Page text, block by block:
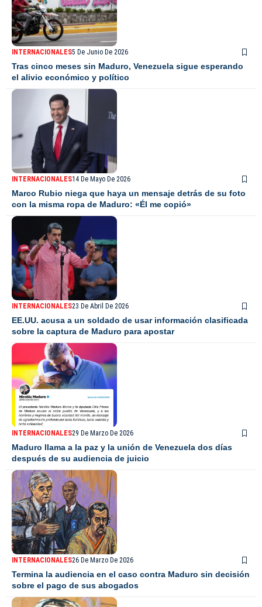
INTERNACIONALES5 De Junio De 2026
Tras cinco meses sin Maduro, Venezuela sigue esperando
el alivio económico y político
INTERNACIONALES14 De Mayo De 2026
Marco Rubio niega que haya un mensaje detrás de su foto
con la misma ropa de Maduro: «Él me copió»
INTERNACIONALES23 De Abril De 2026
EE.UU. acusa a un soldado de usar información clasificada
sobre la captura de Maduro para apostar
INTERNACIONALES29 De Marzo De 2026
Maduro llama a la paz y la unión de Venezuela dos días
después de su audiencia de juicio
INTERNACIONALES26 De Marzo De 2026
Termina la audiencia en el caso contra Maduro sin decisión
sobre el pago de sus abogados